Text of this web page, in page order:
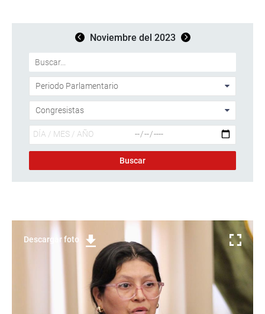
Noviembre del 2023
Descargar foto